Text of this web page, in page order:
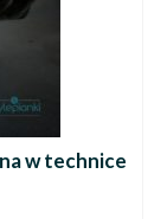
w technice